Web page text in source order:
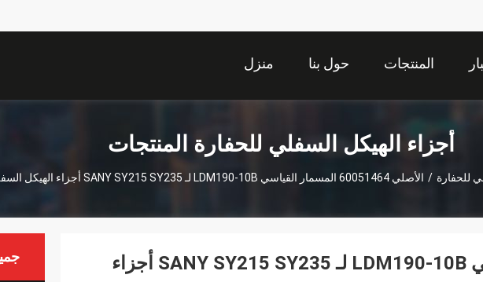
منزل حول بنا المنتجات
أجزاء الهيكل السفلي للحفارة المنتجات
للحفارة / الأصلي 60051464 المسمار القياسي LDM190-10B لـ SANY SY215 SY235 أجزاء الهيكل السفلي للحفر
الأصلي 60051464 المسمار القياسي LDM190-10B لـ SANY SY215 SY235 أجزاء